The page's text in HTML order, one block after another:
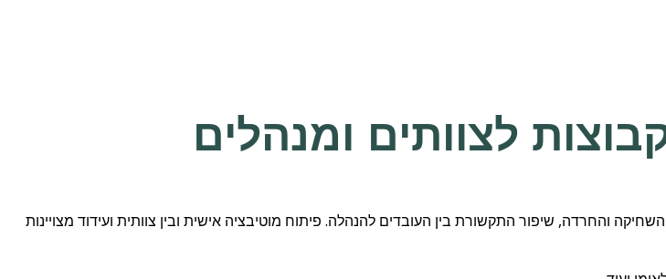
השחיקה והחרדה, שיפור התקשורת בין העובדים להנהלה. פיתוח מוטיבציה אישית ובין צוותית ועידוד מצויינות